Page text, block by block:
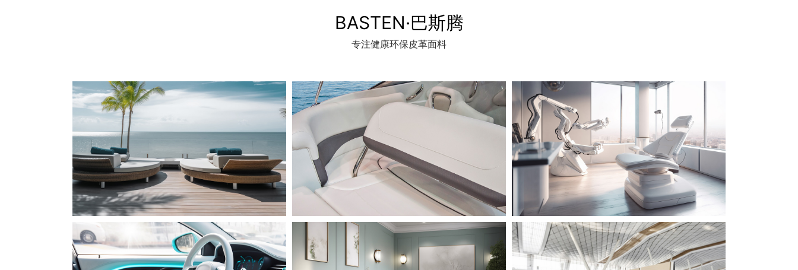
BASTEN·巴斯腾
专注健康环保皮革面料